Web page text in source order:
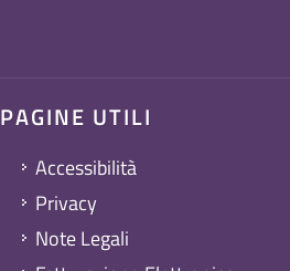
PAGINE UTILI
Accessibilità
Privacy
Note Legali